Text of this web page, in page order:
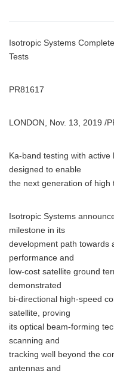
Isotropic Systems
Tests
PR81617
LONDON, Nov. 13, 2019 /
Ka-band testing with
designed to enable
the next generation of high
Isotropic Systems
milestone in its
development path towards
performance and
low-cost satellite ground
demonstrated
bi-directional high-speed
satellite, proving
its optical beam-forming
scanning and
tracking well beyond the
antennas and